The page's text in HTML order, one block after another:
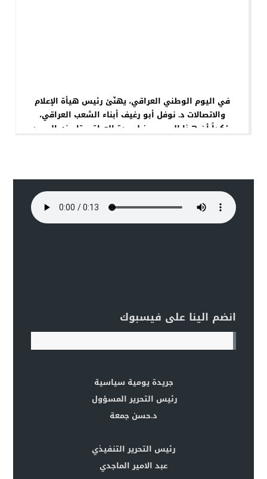
في اليوم الوطني العراقي، يهنّئ رئيس هيأة الإعلام
والاتصالات د. نوفل أبو رغيف أبناء الشعب العراقي،
مؤكداً أن هذا اليوم يرمز لوحدة العراق وتاريخه المجيد،
انضم الينا على فيسبوك
جريدة يومية سياسية
رئيس التحرير المسؤول
د.حسن جمعة
رئيس التحرير التنفيذي
عبد الامير الماجدي